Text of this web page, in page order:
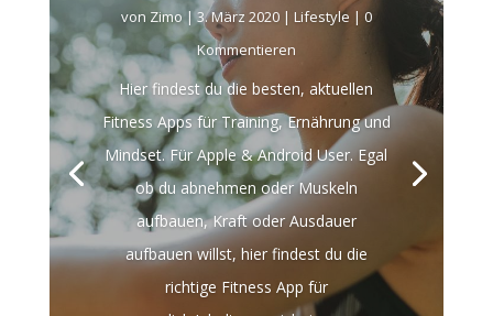
von Zimo|3. März 2020| Lifestyle | 0
Kommentieren
Hier findest du die besten, aktuellen
Fitness Apps für Training, Ernährung und
Mindset. Für Apple & Android User. Egal
ob du abnehmen oder Muskeln
aufbauen, Kraft oder Ausdauer
aufbauen willst, hier findest du die
richtige Fitness App für